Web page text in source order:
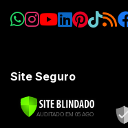
Site Seguro